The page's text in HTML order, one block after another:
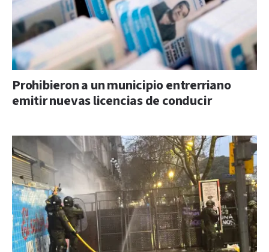
Prohibieron a un municipio entrerriano
emitir nuevas licencias de conducir